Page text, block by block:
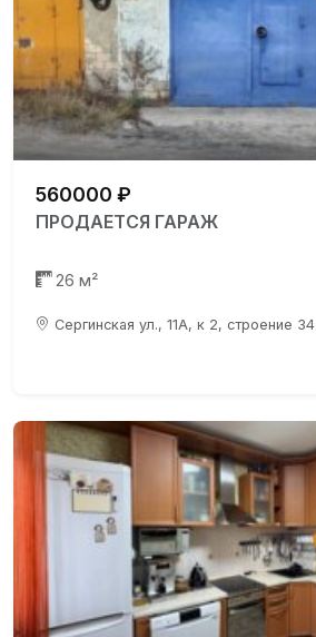
560000 ₽
ПРОДАЕТСЯ ГАРАЖ
26 м²
Сергинская ул., 11А, к 2, строение 34